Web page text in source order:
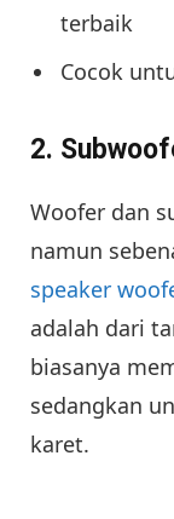
terbaik
Cocok
2.
Woofer dan
namun
speaker
adalah dari
biasanya
sedangkan
karet.